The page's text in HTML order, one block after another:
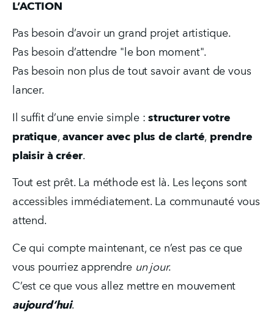
L’ACTION
Pas besoin d’avoir un grand projet artistique.
Pas besoin d’attendre "le bon moment".
Pas besoin non plus de tout savoir avant de vous
lancer.
Il suffit d’une envie simple : structurer votre
pratique, avancer avec plus de clarté, prendre
plaisir à créer.
Tout est prêt. La méthode est là. Les leçons sont
accessibles immédiatement. La communauté vous
attend.
Ce qui compte maintenant, ce n’est pas ce que
vous pourriez apprendre un jour.
aujourd’hui.